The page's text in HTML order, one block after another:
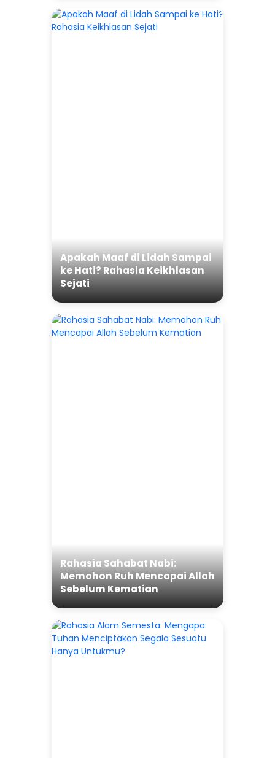
Apakah Maaf di Lidah Sampai
ke Hati? Rahasia Keikhlasan
Sejati
Rahasia Sahabat Nabi:
Memohon Ruh Mencapai Allah
Sebelum Kematian